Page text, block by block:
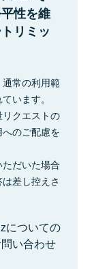
性を維
リミッ
常の利用範
います。
クエストの
のご配慮を
ただいた場合
差し控えさ
についての
い合わせ